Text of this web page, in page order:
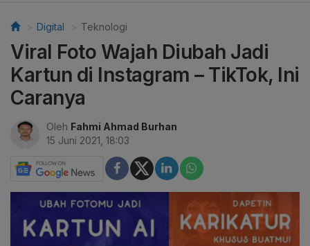
Digital Teknologi
Viral Foto Wajah Diubah Jadi
Kartun di Instagram – TikTok, Ini
Caranya
Oleh Fahmi Ahmad Burhan
15 Juni 2021, 18:03